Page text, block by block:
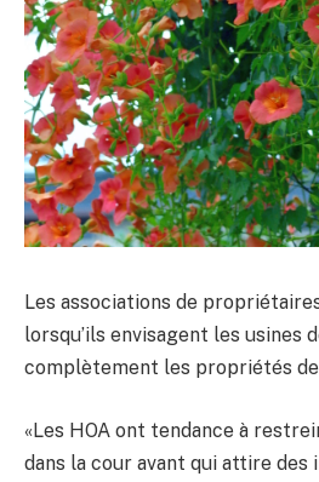
Les associations de
lorsqu’ils envisagent les usines
complètement les propriétés
«Les HOA ont tendance à
dans la cour avant qui attire des